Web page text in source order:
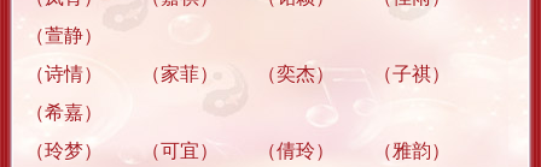
（萱静）
（诗情） （家菲） （奕杰） （子祺）
（希嘉）
（玲梦） （可宜） （倩玲） （雅韵）